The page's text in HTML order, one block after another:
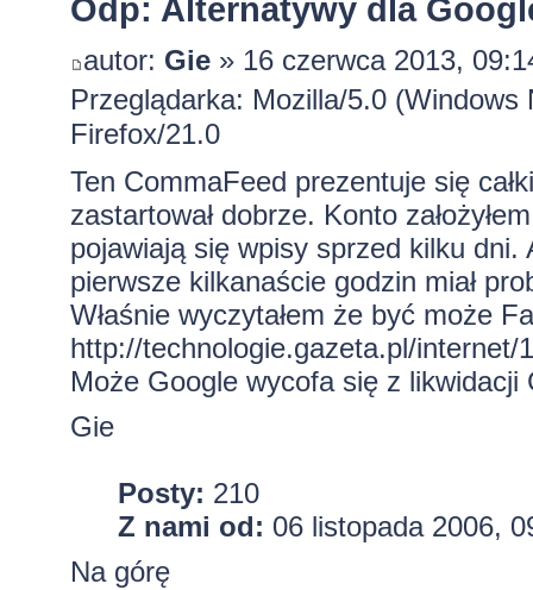
Odp: Alternatywy dla
autor: Gie» 16 czerwca 2013,
Przeglądarka: Mozilla/5.0
Firefox/21.0
Ten CommaFeed prezentuje się
zastartował dobrze. Konto
pojawiają się wpisy sprzed kilku
pierwsze kilkanaście godzin miał
Właśnie wyczytałem że być może
http://technologie.gazeta.pl/internet/
Może Google wycofa się z likwidacji
Gie
Posty: 210
Z nami od: 06 listopada 2006,
Na górę